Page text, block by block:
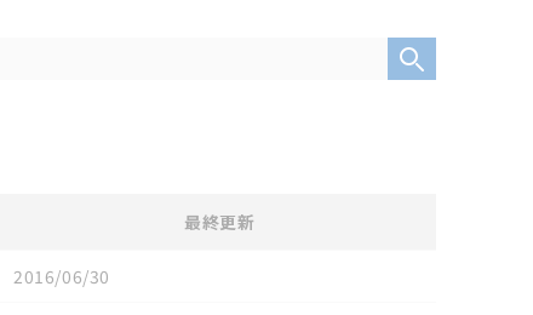
最終更新
2016/06/30